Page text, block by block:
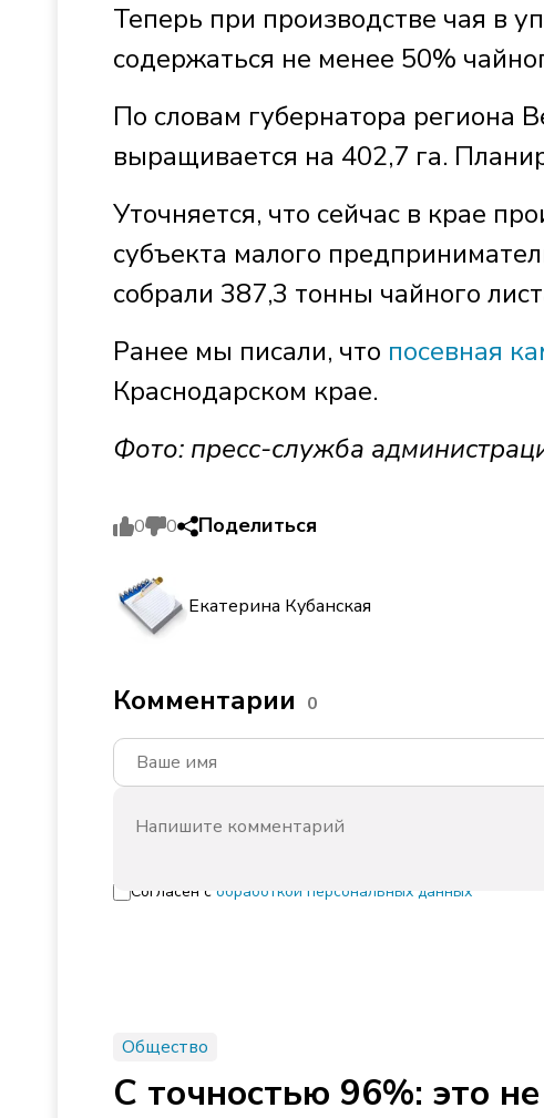
Теперь при производстве чая в
содержаться не менее 50%
По словам губернатора региона
выращивается на 402,7 га.
Уточняется, что сейчас в крае
субъекта малого
собрали 387,3 тонны чайного
Ранее мы писали, что посевная
Краснодарском крае.
Фото: пресс-служба
0 0 Поделиться
Екатерина Кубанская
Комментарии 0
Согласен с обработкой персональных данных
Общество
С точностью 96%: это